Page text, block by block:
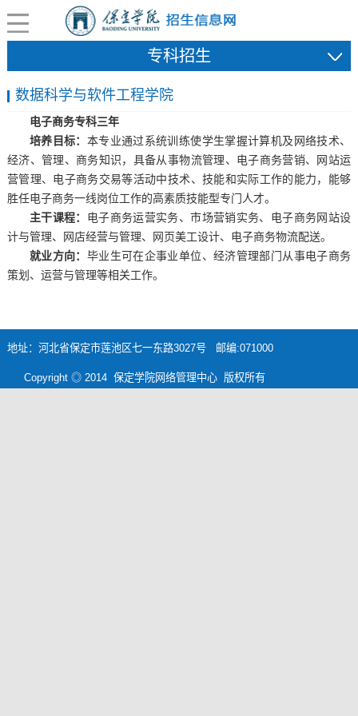
专科招生
数据科学与软件工程学院
电子商务专科三年
培养目标： 本专业通过系统训练使学生掌握计算机及网络技术、
经济、管理、商务知识，具备从事物流管理、电子商务营销、网站运
营管理、电子商务交易等活动中技术、技能和实际工作的能力，能够
胜任电子商务一线岗位工作的高素质技能型专门人才。
主干课程： 电子商务运营实务、市场营销实务、电子商务网站设
计与管理、网店经营与管理、网页美工设计、电子商务物流配送。
就业方向： 毕业生可在企事业单位、经济管理部门从事电子商务
策划、运营与管理等相关工作。
地址：河北省保定市莲池区七一东路3027号 邮编:071000
Copyright ◎ 2014 保定学院网络管理中心 版权所有